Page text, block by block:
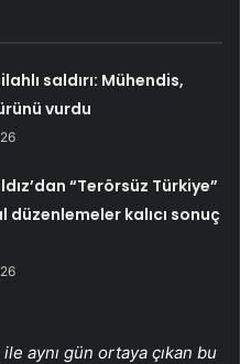
saldırı: Mühendis,
vurdu
“Terörsüz Türkiye”
düzenlemeler kalıcı sonuç
aynı gün ortaya çıkan bu